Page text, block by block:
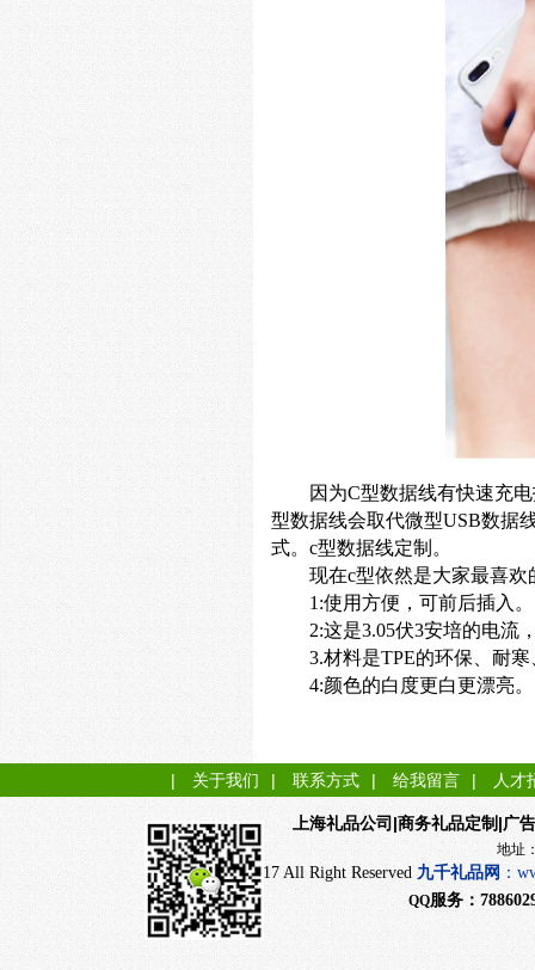
因为C型数据线有快速充
型数据线会取代微型USB数据
式。c型数据线定制。
现在c型依然是大家最喜欢
1:使用方便，可前后插入。
2:这是3.05伏3安培的电流
3.材料是TPE的环保、耐
4:颜色的白度更白更漂亮。
上海礼品公司|商务礼品定制|广
地址：上海市闵行
CopyRight 2017 All Right Reserved 九千礼品网 ：
QQ服务：
| 关于我们 | 联系方式 | 给我留言 | 人才